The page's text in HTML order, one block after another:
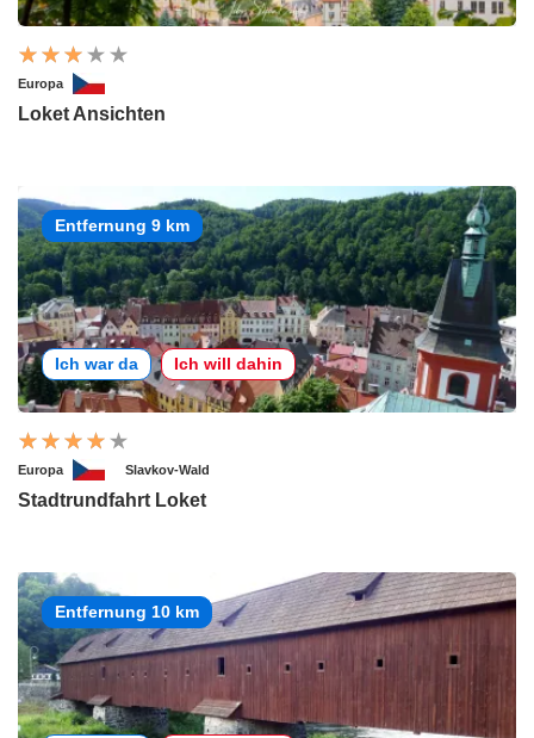
Europa
Loket Ansichten
Entfernung 9 km
Ich war da Ich will dahin
Europa Slavkov-Wald
Stadtrundfahrt Loket
Entfernung 10 km